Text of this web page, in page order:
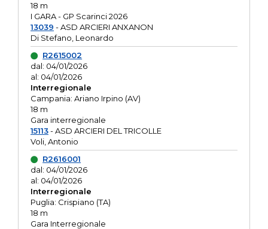
18 m
I GARA - GP Scarinci 2026
13039 - ASD ARCIERI ANXANON
Di Stefano, Leonardo
R2615002
dal: 04/01/2026
al: 04/01/2026
Interregionale
Campania: Ariano Irpino (AV)
18 m
Gara interregionale
15113- ASD ARCIERI DEL TRICOLLE
Voli, Antonio
R2616001
dal: 04/01/2026
al: 04/01/2026
Interregionale
Puglia: Crispiano (TA)
18 m
Gara Interregionale